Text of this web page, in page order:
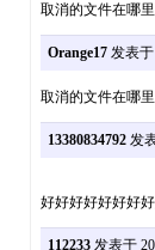
取消的文件在哪里
Orange17发表于
取消的文件在哪里
13380834792发
好好好好好好好
112233发表于